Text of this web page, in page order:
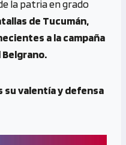
la patria en grado
de Tucumán,
a la campaña
su valentía y defensa